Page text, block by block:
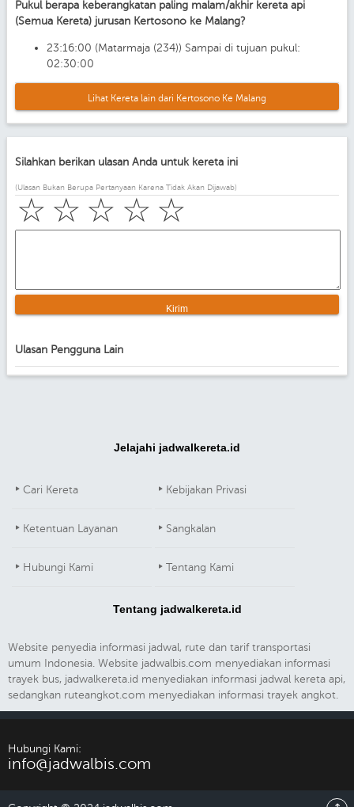
Pukul berapa keberangkatan paling malam/akhir kereta api
(Semua Kereta) jurusan Kertosono ke Malang?
23:16:00 (Matarmaja (234)) Sampai di tujuan pukul:
02:30:00
Lihat Kereta lain dari Kertosono Ke Malang
Silahkan berikan ulasan Anda untuk kereta ini
(Ulasan Bukan Berupa Pertanyaan Karena Tidak Akan Dijawab)
☆
☆
☆
☆
☆
Ulasan Pengguna Lain
Jelajahi jadwalkereta.id
Cari Kereta Kebijakan Privasi
Ketentuan Layanan Sangkalan
Hubungi Kami Tentang Kami
Tentang jadwalkereta.id
Website penyedia informasi jadwal, rute dan tarif transportasi
umum Indonesia. Website jadwalbis.com menyediakan informasi
trayek bus, jadwalkereta.id menyediakan informasi jadwal kereta api,
sedangkan ruteangkot.com menyediakan informasi trayek angkot.
Hubungi Kami:
info@jadwalbis.com